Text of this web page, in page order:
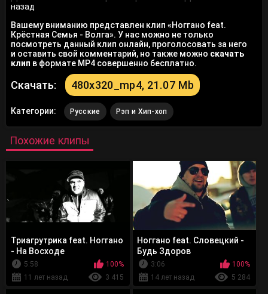
назад
Вашему вниманию представлен клип «Ноггано feat.
Крёстная Семья - Волга». У нас можно не только
посмотреть данный клип онлайн, проголосовать за него
и оставить свой комментарий, но также можно скачать
клип в формате MP4 совершенно бесплатно.
Скачать: 480x320_mp4, 21.07 Mb
Категории: Русские Рэп и Хип-хоп
Похожие клипы
Триагрутрика feat. Ноггано
- На Восходе
5:58
100%
11 лет назад
3 415
Ноггано feat. Словецкий -
Будь Здоров
3:06
100%
14 лет назад
5 284